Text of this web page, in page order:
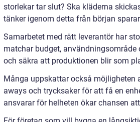
storlekar tar slut? Ska kläderna
tänker igenom detta från början
Samarbetet med rätt leverantör har
matchar budget,
och säkra att produktionen blir som
Många uppskattar också möjligheten
aways och trycksaker för att få en
ansvarar för helheten ökar chansen